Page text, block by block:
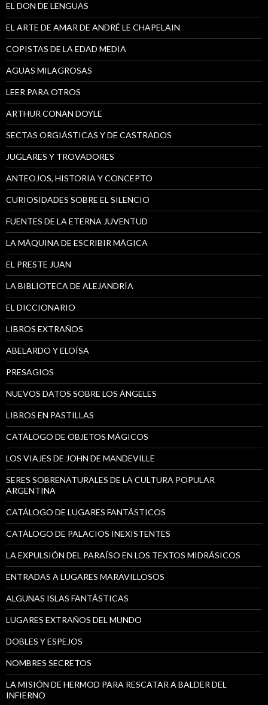
EL DON DE LENGUAS
EL ARTE DE AMAR DE ANDRÉ LE CHAPELAIN
COPISTAS DE LA EDAD MEDIA
AGUAS MILAGROSAS
LEER PARA OTROS
ARTHUR CONAN DOYLE
SECTAS ORGIÁSTICAS Y DE CASTRADOS
JUGLARES Y TROVADORES
ANTEOJOS, HISTORIA Y CONCEPTO
CURIOSIDADES SOBRE EL SILENCIO
FUENTES DE LA ETERNA JUVENTUD
LA MÁQUINA DE ESCRIBIR MÁGICA
EL PRESTE JUAN
LA BIBLIOTECA DE ALEJANDRÍA
EL DICCIONARIO
LIBROS EXTRAÑOS
ABELARDO Y ELOÍSA
PRESAGIOS
NUEVOS DATOS SOBRE LOS ÁNGELES
LIBROS EN PASTILLAS
CATÁLOGO DE OBJETOS MÁGICOS
LOS VIAJES DE JOHN DE MANDEVILLE
SERES SOBRENATURALES DE LA CULTURA POPULAR
ARGENTINA
CATÁLOGO DE LUGARES FANTÁSTICOS
CATÁLOGO DE PALACIOS INEXISTENTES
LA EXPULSIÓN DEL PARAÍSO EN LOS TEXTOS MIDRÁSICOS
ENTRADAS A LUGARES MARAVILLOSOS
ALGUNAS ISLAS FANTÁSTICAS
LUGARES EXTRAÑOS DEL MUNDO
DOBLES Y ESPEJOS
NOMBRES SECRETOS
LA MISIÓN DE HERMOD PARA RESCATAR A BALDER DEL
INFIERNO